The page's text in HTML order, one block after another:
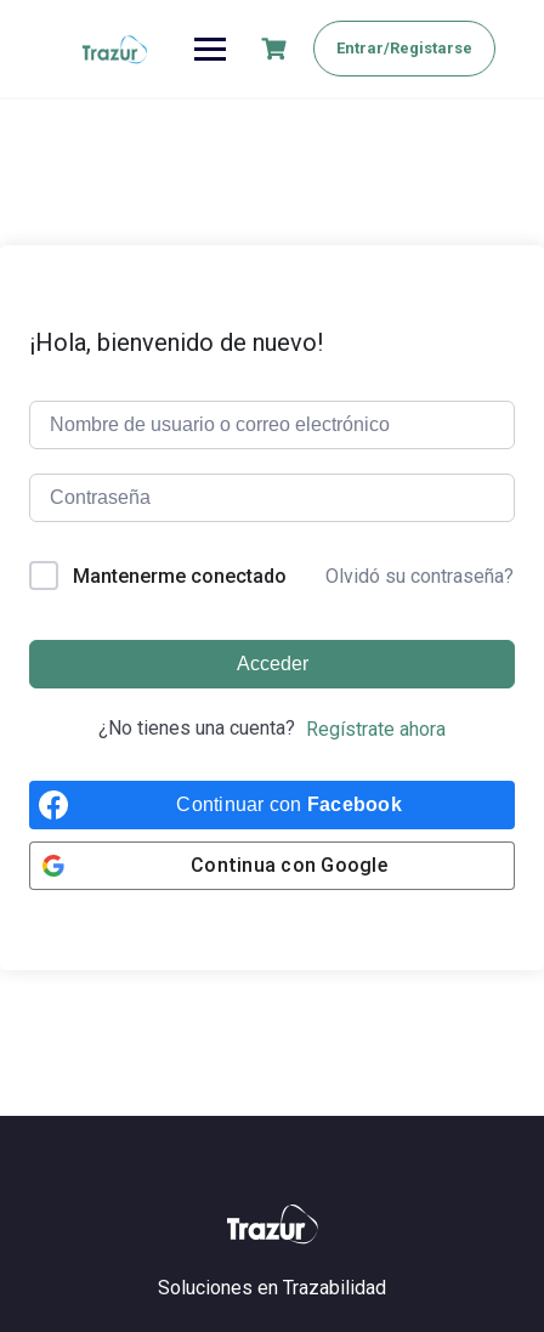
Entrar/Registarse
¡Hola, bienvenido de nuevo!
Mantenerme conectado Olvidó su contraseña?
Acceder
¿No tienes una cuenta? Regístrate ahora
Continuar con Facebook
Continua con Google
Soluciones en Trazabilidad